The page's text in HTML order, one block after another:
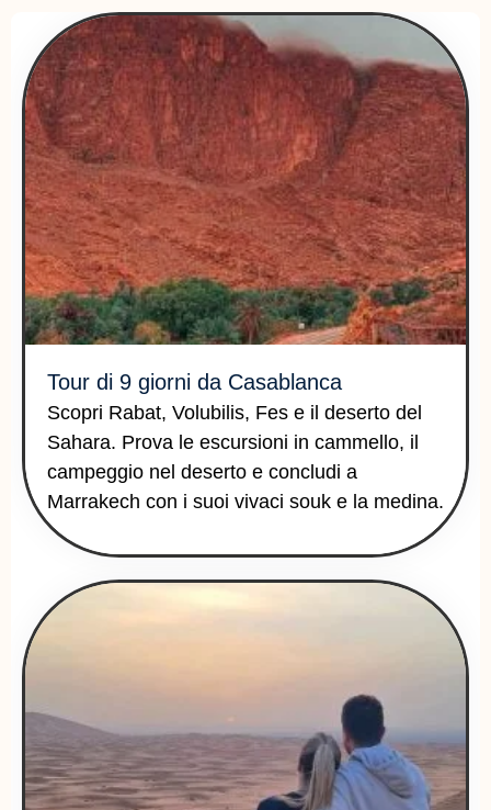
Tour di 9 giorni da Casablanca
Scopri Rabat, Volubilis, Fes e il deserto del
Sahara. Prova le escursioni in cammello, il
campeggio nel deserto e concludi a
Marrakech con i suoi vivaci souk e la medina.